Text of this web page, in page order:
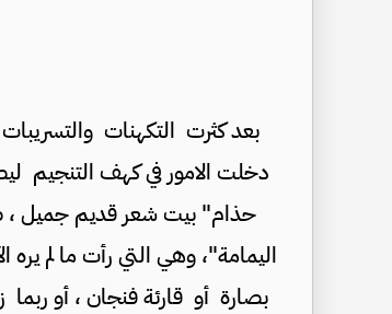
بعد كثرت التكهنات
دخلت الامور في كهف التنجيم
حذام" بيت شعر قديم جميل ،
اليمامة"، وهي التي رأت ما لم
بصارة أو قارئة فنجان ، أو